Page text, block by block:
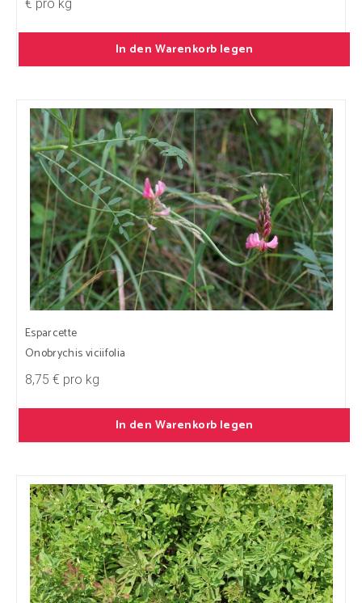
€ pro kg
In den Warenkorb legen
Esparcette
Onobrychis viciifolia
8,75 € pro kg
In den Warenkorb legen